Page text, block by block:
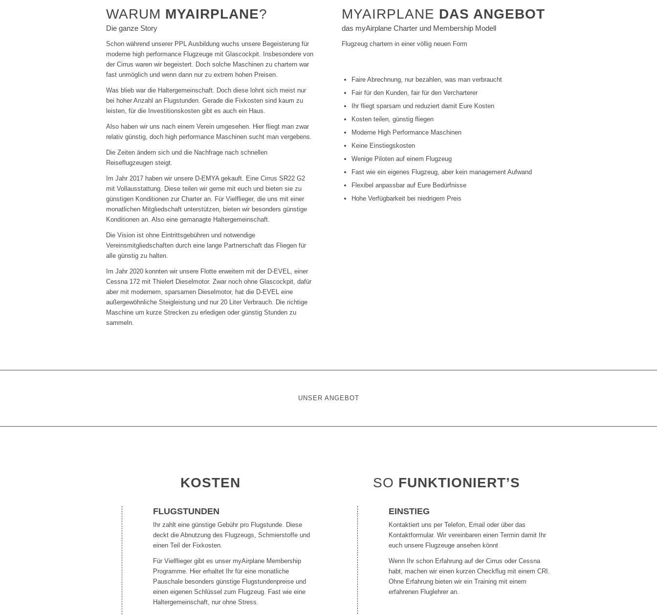
WARUM MYAIRPLANE?
Die ganze Story
Schon während unserer PPL Ausbildung wuchs unsere Begeisterung für
moderne high performance Flugzeuge mit Glascockpit. Insbesondere von
der Cirrus waren wir begeistert. Doch solche Maschinen zu chartern war
fast unmöglich und wenn dann nur zu extrem hohen Preisen.
Was blieb war die Haltergemeinschaft. Doch diese lohnt sich meist nur
bei hoher Anzahl an Flugstunden. Gerade die Fixkosten sind kaum zu
leisten, für die Investitionskosten gibt es auch ein Haus.
Also haben wir uns nach einem Verein umgesehen. Hier fliegt man zwar
relativ günstig, doch high performance Maschinen sucht man vergebens.
Die Zeiten ändern sich und die Nachfrage nach schnellen
Reiseflugzeugen steigt.
Im Jahr 2017 haben wir unsere D-EMYA gekauft. Eine Cirrus SR22 G2
mit Vollausstattung. Diese teilen wir gerne mit euch und bieten sie zu
günstigen Konditionen zur Charter an. Für Vielflieger, die uns mit einer
monatlichen Mitgliedschaft unterstützen, bieten wir besonders günstige
Konditionen an. Also eine gemanagte Haltergemeinschaft.
Die Vision ist ohne Eintrittsgebühren und notwendige
Vereinsmitgliedschaften durch eine lange Partnerschaft das Fliegen für
alle günstig zu halten.
Im Jahr 2020 konnten wir unsere Flotte erweitern mit der D-EVEL, einer
Cessna 172 mit Thielert Dieselmotor. Zwar noch ohne Glascockpit, dafür
aber mit modernem, sparsamen Dieselmotor, hat die D-EVEL eine
außergewöhnliche Steigleistung und nur 20 Liter Verbrauch. Die richtige
Maschine um kurze Strecken zu erledigen oder günstig Stunden zu
sammeln.
MYAIRPLANE DAS ANGEBOT
das myAirplane Charter und Membership Modell
Flugzeug chartern in einer völlig neuen Form
Faire Abrechnung, nur bezahlen, was man verbraucht
Fair für den Kunden, fair für den Vercharterer
Ihr fliegt sparsam und reduziert damit Eure Kosten
Kosten teilen, günstig fliegen
Moderne High Performance Maschinen
Keine Einstiegskosten
Wenige Piloten auf einem Flugzeug
Fast wie ein eigenes Flugzeug, aber kein management Aufwand
Flexibel anpassbar auf Eure Bedürfnisse
Hohe Verfügbarkeit bei niedrigem Preis
UNSER ANGEBOT
KOSTEN
FLUGSTUNDEN
Ihr zahlt eine günstige Gebühr pro Flugstunde. Diese
deckt die Abnutzung des Flugzeugs, Schmierstoffe und
einen Teil der Fixkosten.
Für Vielflieger gibt es unser myAirplane Membership
Programme. Hier erhaltet Ihr für eine monatliche
Pauschale besonders günstige Flugstundenpreise und
einen eigenen Schlüssel zum Flugzeug. Fast wie eine
Haltergemeinschaft, nur ohne Stress.
SO FUNKTIONIERT’S
EINSTIEG
Kontaktiert uns per Telefon, Email oder über das
Kontaktformular. Wir vereinbaren einen Termin damit Ihr
euch unsere Flugzeuge ansehen könnt
Wenn Ihr schon Erfahrung auf der Cirrus oder Cessna
habt, machen wir einen kurzen Checkflug mit einem CRI.
Ohne Erfahrung bieten wir ein Training mit einem
erfahrenen Fluglehrer an.